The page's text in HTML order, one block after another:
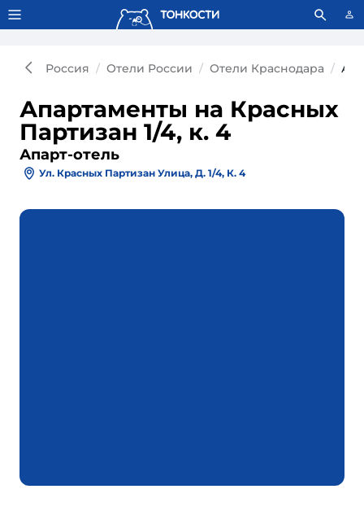
Тонкости используют сookie-файлы. Что это значит?
Россия Отели России Отели Краснодара
Апартаменты на Красных
Партизан 1/4, к. 4
Апарт-отель
Ул. Красных Партизан Улица, Д. 1/4, К. 4